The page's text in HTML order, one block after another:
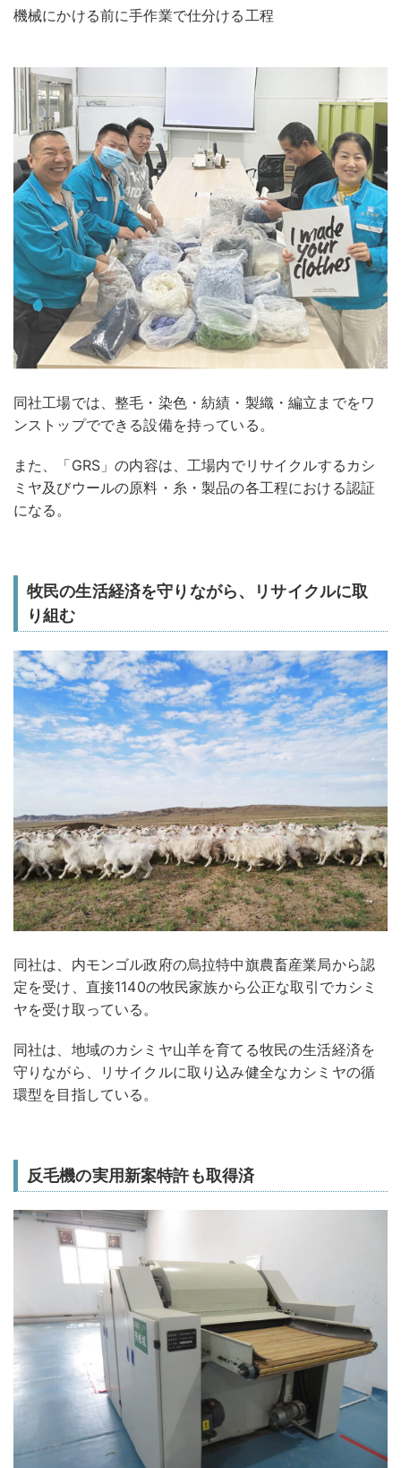
機械にかける前に手作業で仕分ける工程
同社工場では、整毛・染色・紡績・製織・編立までをワ
ンストップでできる設備を持っている。
また、「GRS」の内容は、工場内でリサイクルするカシ
ミヤ及びウールの原料・糸・製品の各工程における認証
になる。
牧民の生活経済を守りながら、リサイクルに取
り組む
同社は、内モンゴル政府の烏拉特中旗農畜産業局から認
定を受け、直接1140の牧民家族から公正な取引でカシミ
ヤを受け取っている。
同社は、地域のカシミヤ山羊を育てる牧民の生活経済を
守りながら、リサイクルに取り込み健全なカシミヤの循
環型を目指している。
反毛機の実用新案特許も取得済